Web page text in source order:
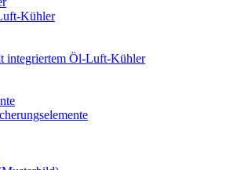
Kühler
integriertem Öl-Luft-Kühler